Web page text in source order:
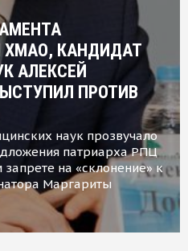
ХМАО, КАНДИДАТ
АЛЕКСЕЙ
ПРОТИВ
наук прозвучало
патриарха РПЦ
на «склонение» к
Маргариты